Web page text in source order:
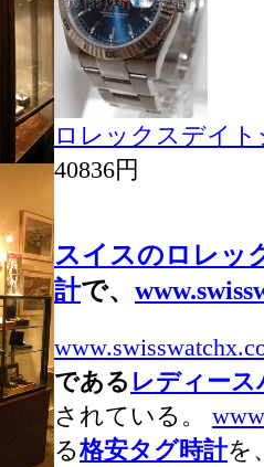
ロレックスデイ
40836円
スイスのロレッ
計で、
である レディー
されている。
る格安タグ時計を